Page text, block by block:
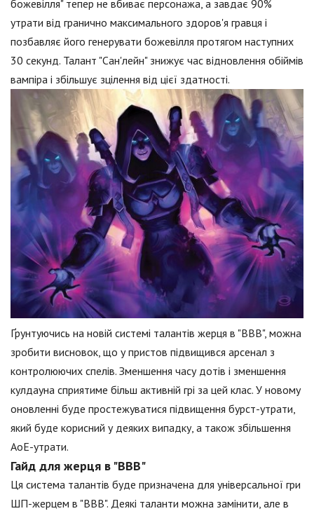
божевілля" тепер не вбиває персонажа, а завдає 90%
утрати від гранично максимального здоров'я гравця і
позбавляє його генерувати божевілля протягом наступних
30 секунд. Талант "Сан'лейн" знижує час відновлення обіймів
вампіра і збільшує зцілення від цієї здатності.
Ґрунтуючись на новій системі талантів жерця в "ВВВ", можна
зробити висновок, що у пристов підвищився арсенал з
контролюючих спелів. Зменшення часу дотів і зменшення
кулдауна сприятиме більш активній грі за цей клас. У новому
оновленні буде простежуватися підвищення бурст-утрати,
який буде корисний у деяких випадку, а також збільшення
АоЕ-утрати.
Гайд для жерця в "ВВВ"
Ця система талантів буде призначена для універсальної гри
ШП-жерцем в "ВВВ". Деякі таланти можна замінити, але в